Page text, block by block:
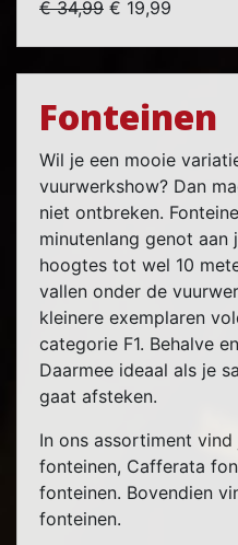
€ 34,99 € 19,99
Fonteinen
Wil je een mooie
vuurwerkshow? Dan
niet ontbreken.
minutenlang genot aan
hoogtes tot wel 10
vallen onder de
kleinere exemplaren
categorie F1. Behalve
Daarmee ideaal als je
gaat afsteken.
In ons assortiment
fonteinen, Cafferata
fonteinen. Bovendien
fonteinen.